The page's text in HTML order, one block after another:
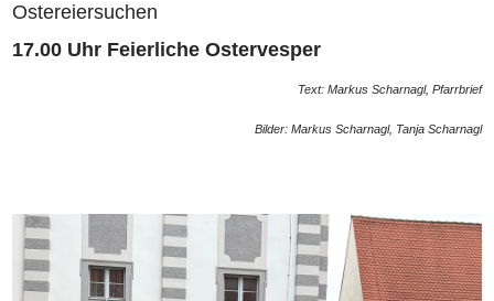
Ostereiersuchen
17.00 Uhr Feierliche Ostervesper
Text: Markus Scharnagl, Pfarrbrief
Bilder: Markus Scharnagl, Tanja Scharnagl